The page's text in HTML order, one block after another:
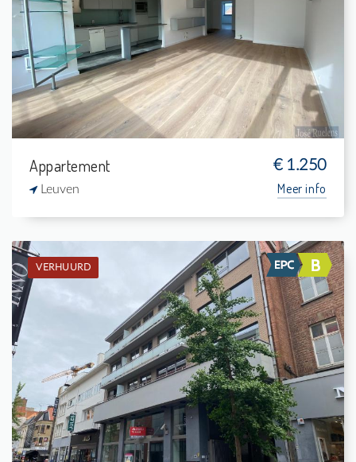
2
6 m²
1
84 m²
Appartement € 1.250
Leuven Meer info
VERHUURD
Verhuurd: Appartement
2
20 m²
1
120 m²